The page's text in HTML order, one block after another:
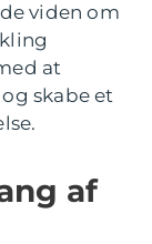
viden om
at
skabe et
af